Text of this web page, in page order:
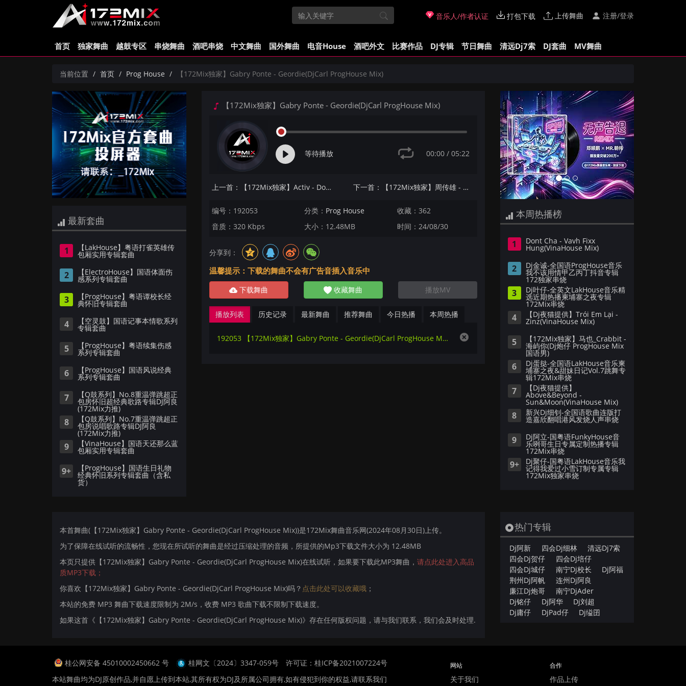
音乐人/作者认证 打包下载 上传舞曲 注册/登录
首页 独家舞曲 越鼓专区 串烧舞曲 酒吧串烧 中文舞曲 国外舞曲 电音House 酒吧外文 比赛作品 DJ专辑 节日舞曲 清远Dj7索 DJ套曲 MV舞曲
当前位置 首页 Prog House 【172Mix独家】Gabry Ponte - Geordie(DjCarl ProgHouse Mix)
最新套曲
1 【LakHouse】粤语打雀英雄传
包厢实用专辑套曲
2 【ElectroHouse】国语体面伤
感系列专辑套曲
3 【ProgHouse】粤语谭校长经
典怀旧专辑套曲
4 【空灵鼓】国语记事本情歌系列
专辑套曲
5 【ProgHouse】粤语续集伤感
系列专辑套曲
6 【ProgHouse】国语风说经典
系列专辑套曲
7 【Q鼓系列】No.8重温弹跳超正
包房怀旧超经典歌路专辑DJ阿良
(172Mix力推)
8 【Q鼓系列】No.7重温弹跳超正
包房说唱歌路专辑DJ阿良
(172Mix力推)
9 【VinaHouse】国语天还那么蓝
包厢实用专辑套曲
9+ 【ProgHouse】国语生日礼物
经典怀旧系列专辑套曲（含私
货）
【172Mix独家】Gabry Ponte - Geordie(DjCarl ProgHouse Mix)
等待播放 00:00 / 05:22
上一首：【172Mix独家】Activ - Doar Cu Tine(DjCarl ProgHouse Mix) 下一首：【172Mix独家】周传雄 - 青花(阳春Dj小五 Electro Mix国语男)
编号：192053 分类： Prog House
收藏：362
音质：320 Kbps
大小：12.48MB 时间：24/08/30
分享到：
温馨提示：下载的舞曲不会有广告音插入音乐中
下载舞曲 收藏舞曲 播放MV
播放列表 历史记录 最新舞曲 推荐舞曲 今日热播 本周热播
192053 【172Mix独家】Gabry Ponte - Geordie(DjCarl ProgHouse Mix)
Previous Next
本周热播榜
1 Dont Cha - Vavh Fixx
Hung(VinaHouse Mix)
2 Dj金诚-全国语ProgHouse音乐
我不该用情甲乙丙丁抖音专辑
172独家串烧
3 Dj叶仔-全英文LakHouse音乐精
选近期热播柬埔寨之夜专辑
172Mix串烧
4 【Dj夜猫提供】Trói Em Lại -
Zinz(VinaHouse Mix)
5 【172Mix独家】马也_Crabbit -
海屿你(Dj炮仔 ProgHouse Mix
国语男)
6 Dj蛋挞-全国语LakHouse音乐柬
埔寨之夜&甜妹日记Vol.7跳舞专
辑172Mix串烧
7 【Dj夜猫提供】
Above&Beyond -
Sun&Moon(VinaHouse Mix)
8 新兴Dj细钊-全国语歌曲连版打
造嘉欣翻唱港风发烧人声串烧
9 Dj阿立-国粤语FunkyHouse音
乐咧哥生日专属定制热播专辑
172Mix串烧
9+ Dj聚仔-国粤语LakHouse音乐我
记得我爱过小雪订制专属专辑
172Mix独家串烧
本首舞曲(【172Mix独家】Gabry Ponte - Geordie(DjCarl ProgHouse Mix))是172Mix舞曲音乐网(2024年08月30日)上传。
为了保障在线试听的流畅性，您现在所试听的舞曲是经过压缩处理的音频，所提供的Mp3下载文件大小为 12.48MB
本页只提供【172Mix独家】Gabry Ponte - Geordie(DjCarl ProgHouse Mix)在线试听，如果要下载此MP3舞曲， 请点此处进入高品
质MP3下载；
你喜欢【172Mix独家】Gabry Ponte - Geordie(DjCarl ProgHouse Mix)吗？ 点击此处可以收藏哦 ；
本站的免费 MP3 舞曲下载速度限制为 2M/s，收费 MP3 歌曲下载不限制下载速度。
如果这首《【172Mix独家】Gabry Ponte - Geordie(DjCarl ProgHouse Mix)》存在任何版权问题，请与我们联系，我们会及时处理.
热门专辑
Dj阿新 四会Dj细林
清远Dj7索
四会Dj贺仔
四会Dj培仔
四会Dj城仔
南宁Dj校长
Dj阿福
荆州Dj阿帆
连州Dj阿良
廉江Dj炮哥
南宁DjAder
Dj铭仔
Dj阿华
Dj刘超
Dj庸仔
DjPad仔 Dj缢囝
桂公网安备 45010002450662 号 桂网文〔2024〕3347-059号
许可证：桂ICP备2021007224号
本站舞曲均为DJ原创作品,并自愿上传到本站,其所有权为DJ及所属公司拥有,如有侵犯到你的权益,请联系我们
网站
关于我们
合作
作品上传